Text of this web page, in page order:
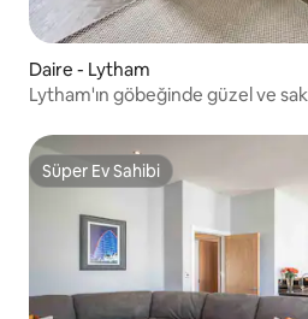
Daire - Lytham
Lytham'ın göbeğinde güzel ve
Süper Ev Sahibi
Süper Ev Sahibi